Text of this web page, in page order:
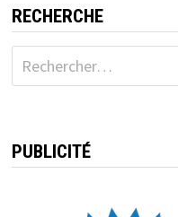
RECHERCHE
Rechercher :
PUBLICITÉ